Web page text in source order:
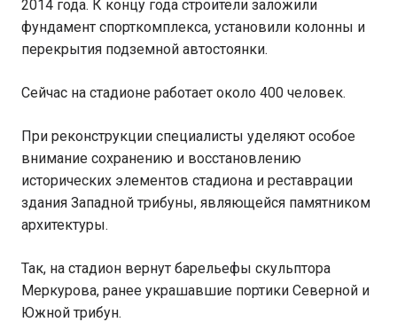
2014 года. К концу года строители заложили
фундамент спорткомплекса, установили колонны и
перекрытия подземной автостоянки.
Сейчас на стадионе работает около 400 человек.
При реконструкции специалисты уделяют особое
внимание сохранению и восстановлению
исторических элементов стадиона и реставрации
здания Западной трибуны, являющейся памятником
архитектуры.
Так, на стадион вернут барельефы скульптора
Меркурова, ранее украшавшие портики Северной и
Южной трибун.